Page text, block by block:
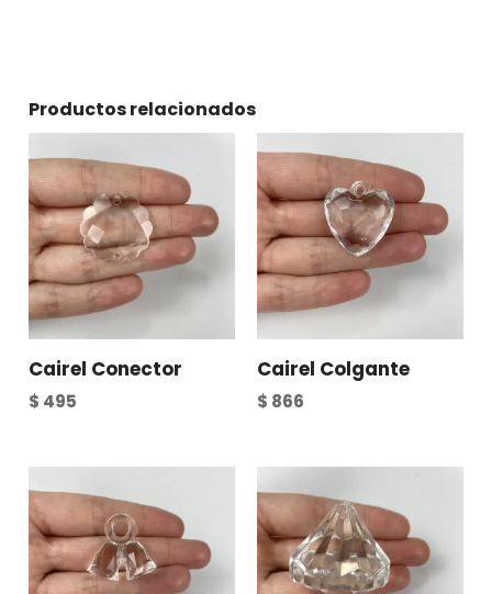
Productos relacionados
Cairel Conector
$ 495
Cairel Colgante
$ 866